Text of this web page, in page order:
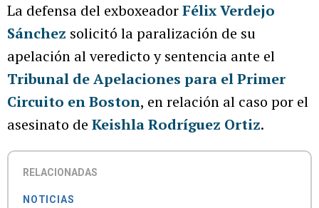
La defensa del exboxeadorFélix Verdejo
Sánchez solicitó la paralización de su
apelación al veredicto y sentencia ante el
Tribunal de Apelaciones para el Primer
Circuito en Boston, en relación al caso por el
asesinato de Keishla Rodríguez Ortiz.
RELACIONADAS
NOTICIAS